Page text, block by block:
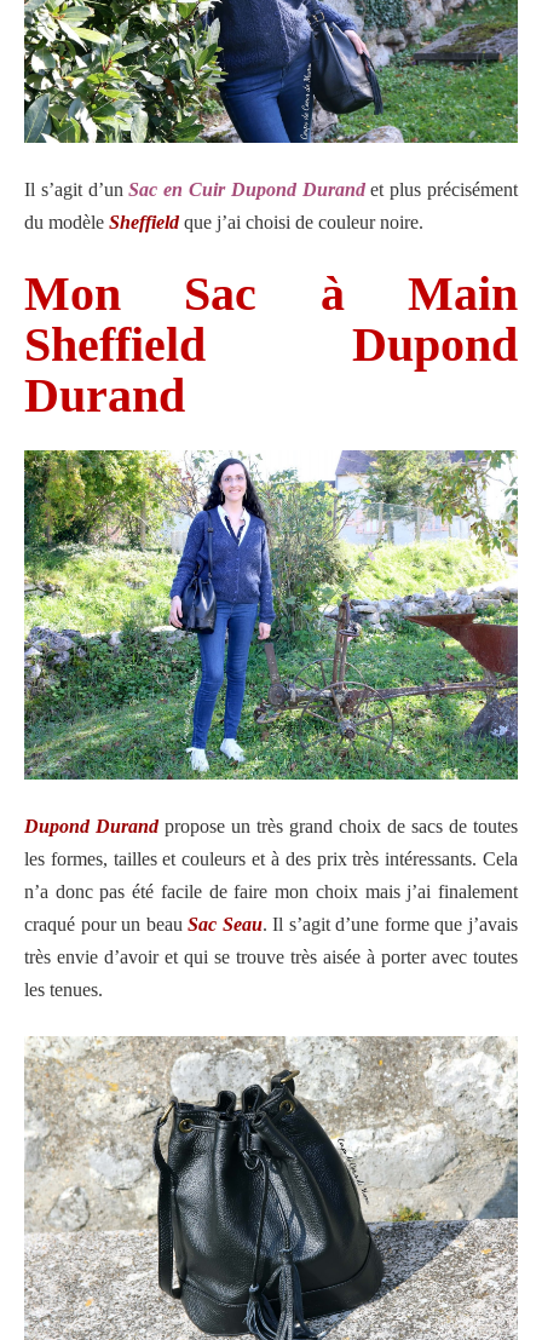
Il s’agit d’unSac en Cuir Dupond Durandet plus précisément
du modèle Sheffieldque j’ai choisi de couleur noire.
Mon Sac à Main
Sheffield Dupond
Durand
Dupond Durandpropose un très grand choix de sacs de toutes
les formes, tailles et couleurs et à des prix très intéressants. Cela
n’a donc pas été facile de faire mon choix mais j’ai finalement
craqué pour un beauSac Seau. Il s’agit d’une forme que j’avais
très envie d’avoir et qui se trouve très aisée à porter avec toutes
les tenues.